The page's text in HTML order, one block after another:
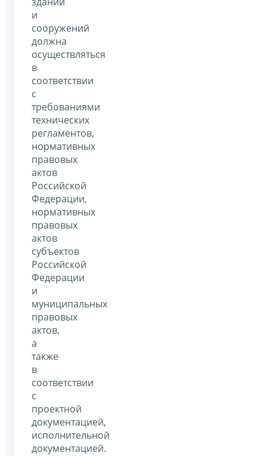
и
сооружений
должна
осуществляться
в
соответствии
с
требованиями
технических
регламентов,
нормативных
правовых
актов
Российской
Федерации,
нормативных
правовых
актов
субъектов
Российской
Федерации
и
муниципальных
правовых
актов,
а
также
в
соответствии
с
проектной
документацией,
исполнительной
документацией.